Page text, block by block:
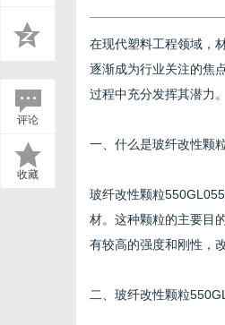
评论
收藏
在现代塑料工程领域，
逐渐成为行业关注的焦
过程中充分发挥其潜力。
一、什么是玻纤改性颗
玻纤改性颗粒
材。这种颗粒的主要目
有较高的强度和刚性，
二、玻纤改性颗粒